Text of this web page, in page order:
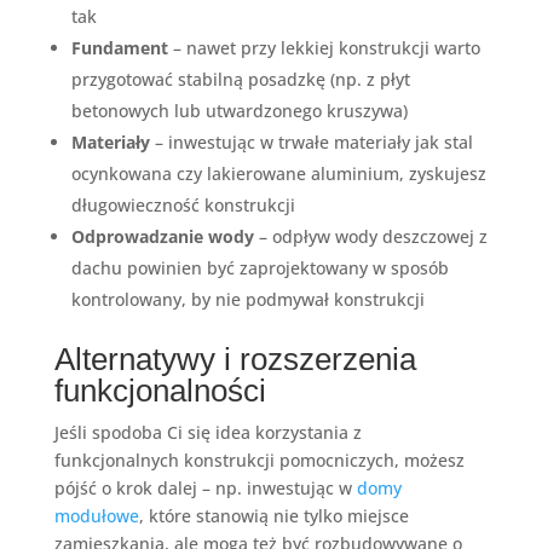
tak
Fundament– nawet przy lekkiej konstrukcji warto
przygotować stabilną posadzkę (np. z płyt
betonowych lub utwardzonego kruszywa)
Materiały– inwestując w trwałe materiały jak stal
ocynkowana czy lakierowane aluminium, zyskujesz
długowieczność konstrukcji
Odprowadzanie wody– odpływ wody deszczowej z
dachu powinien być zaprojektowany w sposób
kontrolowany, by nie podmywał konstrukcji
Alternatywy i rozszerzenia
funkcjonalności
Jeśli spodoba Ci się idea korzystania z
funkcjonalnych konstrukcji pomocniczych, możesz
pójść o krok dalej – np. inwestując w domy
modułowe, które stanowią nie tylko miejsce
zamieszkania, ale mogą też być rozbudowywane o